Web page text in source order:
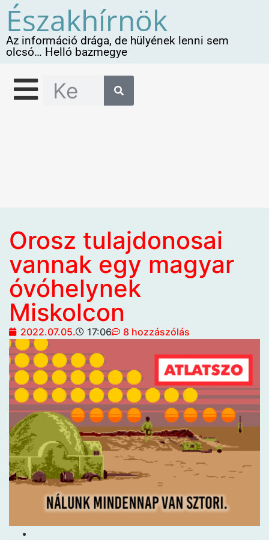
Északhírnök
Az információ drága, de hülyének lenni sem
olcsó… Helló bazmegye
Orosz tulajdonosai
vannak egy magyar
óvóhelynek
Miskolcon
2022.07.05. 17:06 8 hozzászólás